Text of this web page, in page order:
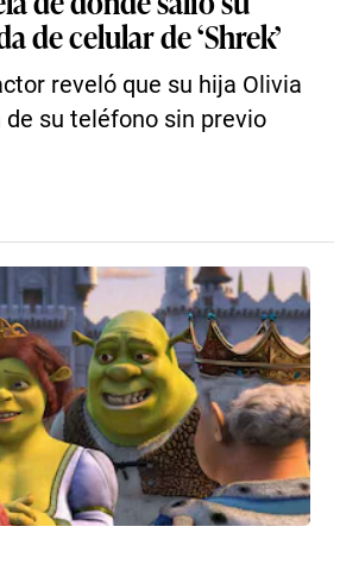
de celular de ‘Shrek’
reveló que su hija Olivia
su teléfono sin previo